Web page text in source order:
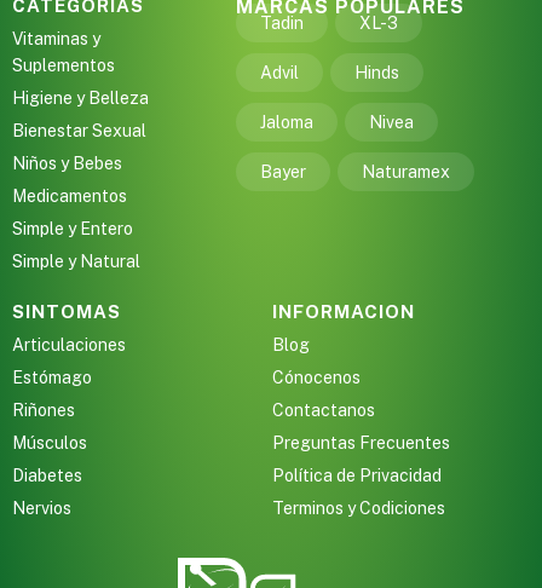
CATEGORIAS
Vitaminas y
Suplementos
Higiene y Belleza
Bienestar Sexual
Niños y Bebes
Medicamentos
Simple y Entero
Simple y Natural
MARCAS POPULARES
Tadin XL-3
Advil Hinds
Jaloma Nivea
Bayer Naturamex
SINTOMAS
Articulaciones
Estómago
Riñones
Músculos
Diabetes
Nervios
INFORMACION
Blog
Cónocenos
Contactanos
Preguntas Frecuentes
Política de Privacidad
Terminos y Codiciones